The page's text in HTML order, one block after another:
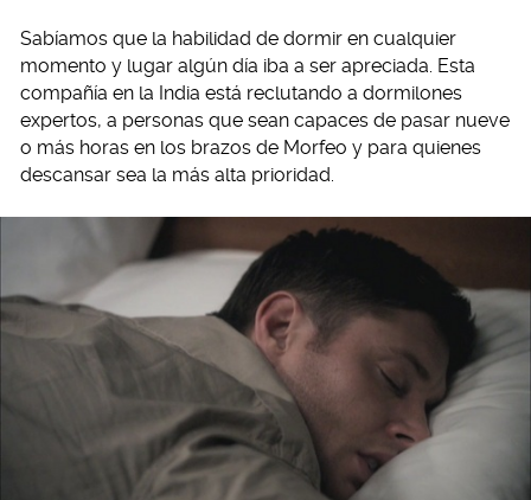
Sabíamos que la habilidad de dormir en cualquier
momento y lugar algún día iba a ser apreciada. Esta
compañía en la India está reclutando a dormilones
expertos, a personas que sean capaces de pasar nueve
o más horas en los brazos de Morfeo y para quienes
descansar sea la más alta prioridad.